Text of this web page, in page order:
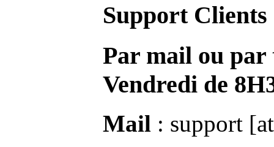
Support Clients
Par mail ou par
Vendredi de
Mail : support